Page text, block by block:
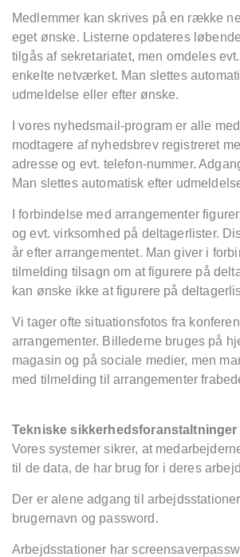
Medlemmer kan skrives på en række
eget ønske. Listerne opdateres
tilgås af sekretariatet, men omdeles
enkelte netværket. Man slettes
udmeldelse eller efter ønske.
I vores nyhedsmail-program er alle
modtagere af nyhedsbrev registreret
adresse og evt. telefon-nummer.
Man slettes automatisk efter
I forbindelse med arrangementer
og evt. virksomhed på deltagerlister.
år efter arrangementet. Man giver i
tilmelding tilsagn om at figurere på
kan ønske ikke at figurere på
Vi tager ofte situationsfotos fra
arrangementer. Billederne bruges på
magasin og på sociale medier, men
med tilmelding til arrangementer
Tekniske sikkerhedsforanstaltninger
Vores systemer sikrer, at
til de data, de har brug for i deres
Der er alene adgang til
brugernavn og password.
Arbejdsstationer har